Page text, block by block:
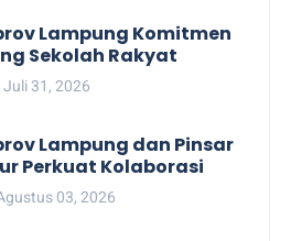
Lampung Komitmen
Sekolah Rakyat
31, 2026
Lampung dan Pinsar
Perkuat Kolaborasi
03, 2026